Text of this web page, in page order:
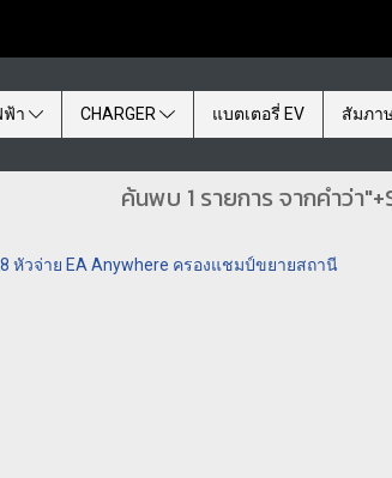
ฟ้า CHARGER แบตเตอรี่ EV สัมภา
ค้นพบ 1 รายการ จากคำว่า
หัวจ่าย EA Anywhere ครองแชมป์ขยายสถานี